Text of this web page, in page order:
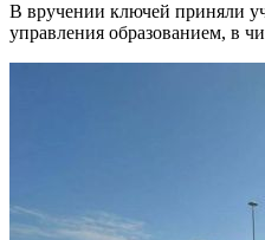
В вручении ключей приняли
управления образованием, в